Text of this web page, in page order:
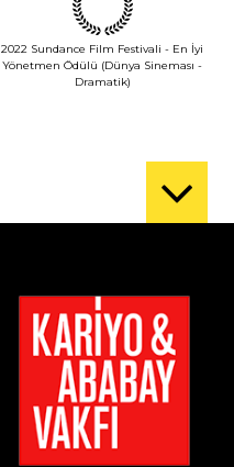
2022 Sundance Film Festivali - En İyi
Yönetmen Ödülü (Dünya Sineması -
Dramatik)